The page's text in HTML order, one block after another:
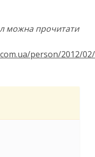
можна прочитати
person/2012/